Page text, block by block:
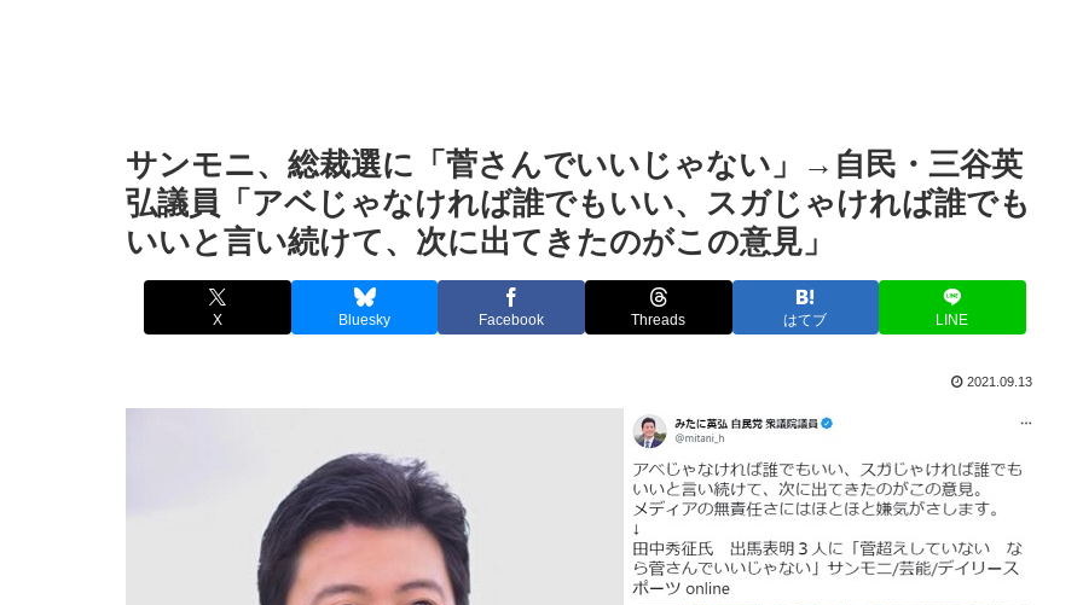
サンモニ、総裁選に「菅さんでいいじゃない」→自民・三谷英
弘議員「アベじゃなければ誰でもいい、スガじゃければ誰でも
いいと言い続けて、次に出てきたのがこの意見」
X Bluesky Facebook Threads はてブ LINE
2021.09.13